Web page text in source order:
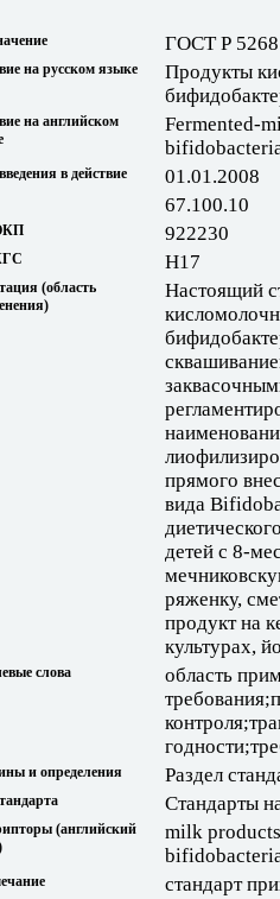
ГОСТ Р
на русском языке
Продукты
на английском
Fermented-
в действие 01.01.2008
67.100.10
922230
Н17
(область
Настоящий
прямого
вида
детей с 8-
ряженку,
продукт на
культурах,
слова
область
и определения Раздел
Стандарты
(английский
milk
стандарт